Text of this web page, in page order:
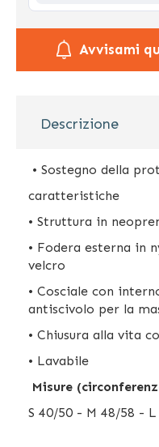
Avvisami
Descrizione
• Sostegno della
caratteristiche
• Struttura in
• Fodera esterna in
velcro
• Cosciale con
antiscivolo per la
• Chiusura alla vita
• Lavabile
Misure
S 40/50 - M 48/58 -